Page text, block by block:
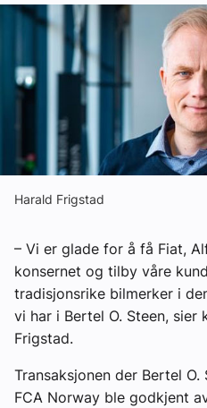
Aktuelle prosjekter
Om VVS Aktuelt
Kontakt oss:
Abonner på fagbladet
Annonsere i VVS Aktuelt
Tips oss
eBlad
Harald Frigstad
– Vi er glade for å få Fiat,
konsernet og tilby våre
tradisjonsrike bilmerker i
vi har i Bertel O. Steen, sier
Frigstad.
Transaksjonen der Bertel
FCA Norway ble godkjent